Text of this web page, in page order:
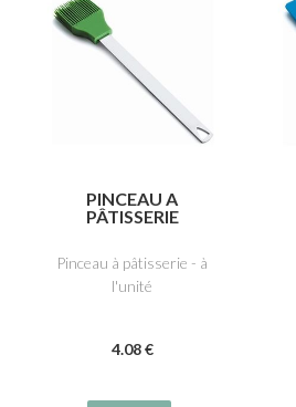
PINCEAU A
PÂTISSERIE
Pinceau à pâtisserie - à
l'unité
4.08 €